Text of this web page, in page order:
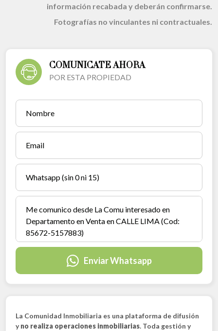
información recabada y deberán confirmarse.
Fotografías no vinculantes ni contractuales.
COMUNICATE AHORA
POR ESTA PROPIEDAD
Enviar Whatsapp
La Comunidad Inmobiliaria es una plataforma de difusión
yno realiza operaciones inmobiliarias. Toda gestión y